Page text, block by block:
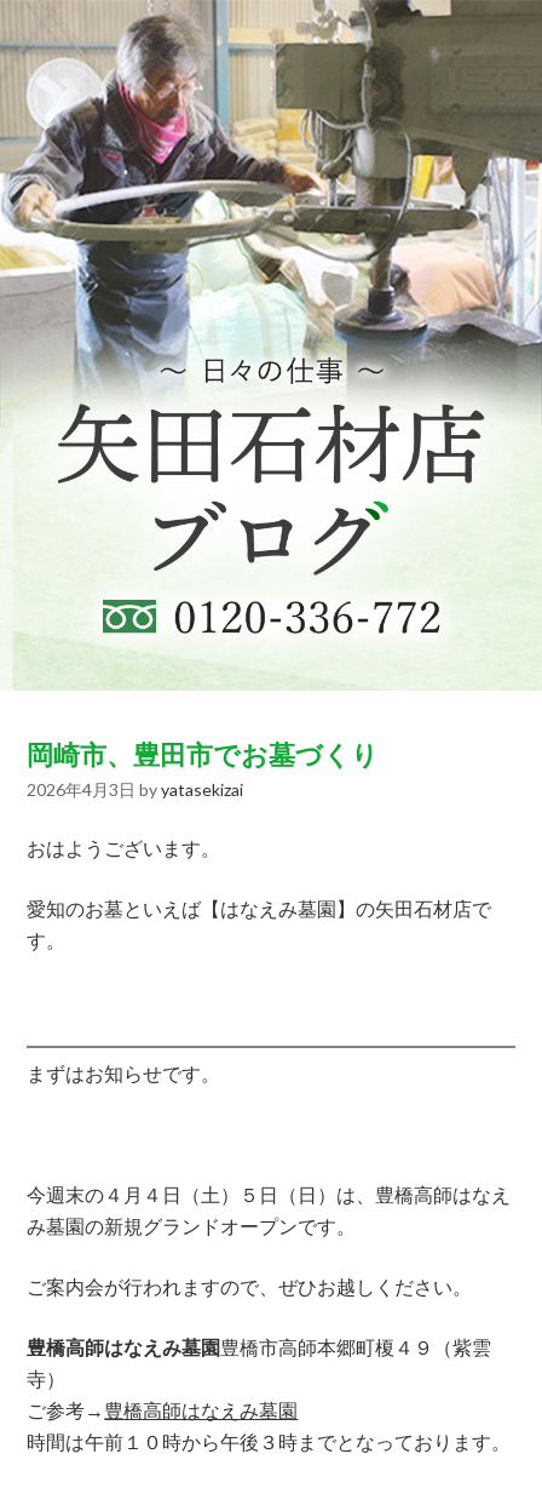
岡崎市、豊田市でお墓づくり
2026年4月3日 byyatasekizai
おはようございます。
愛知のお墓といえば【はなえみ墓園】の矢田石材店で
す。
まずはお知らせです。
今週末の４月４日（土）５日（日）は、豊橋高師はなえ
み墓園の新規グランドオープンです。
ご案内会が行われますので、ぜひお越しください。
豊橋高師はなえみ墓園豊橋市高師本郷町榎４９（紫雲
寺）
ご参考→ 豊橋高師はなえみ墓園
時間は午前１０時から午後３時までとなっております。